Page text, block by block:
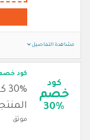
مشاهدة التفاصيل
كود
خصم
30%
كود
موثق